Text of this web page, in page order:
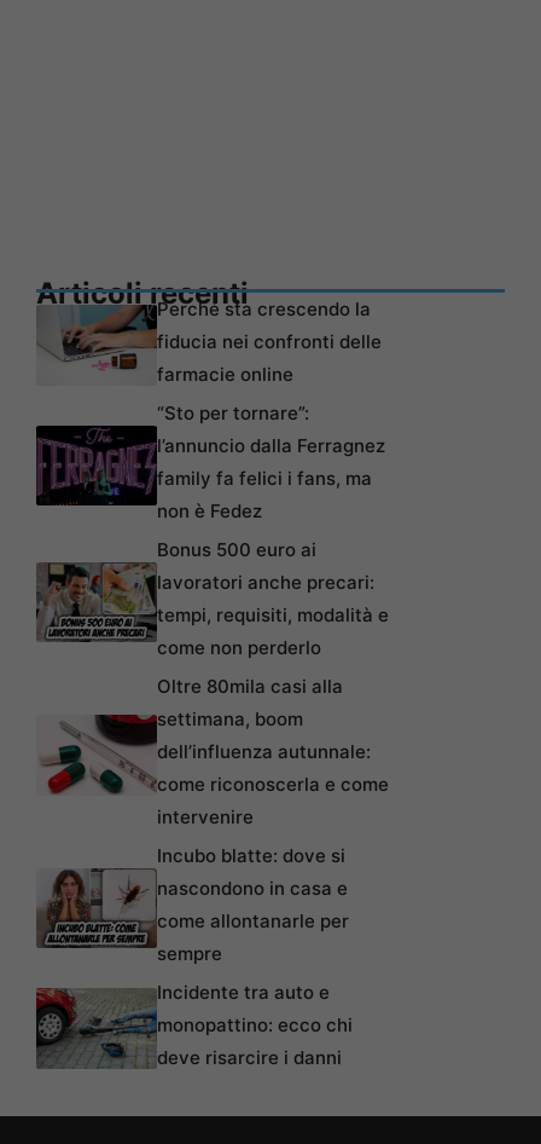
Articoli recentiPerché sta crescendo la
fiducia nei confronti delle
farmacie online
“Sto per tornare”:
l’annuncio dalla Ferragnez
family fa felici i fans, ma
non è Fedez
Bonus 500 euro ai
lavoratori anche precari:
tempi, requisiti, modalità e
come non perderlo
Oltre 80mila casi alla
settimana, boom
dell’influenza autunnale:
come riconoscerla e come
intervenire
Incubo blatte: dove si
nascondono in casa e
come allontanarle per
sempre
Incidente tra auto e
monopattino: ecco chi
deve risarcire i danni